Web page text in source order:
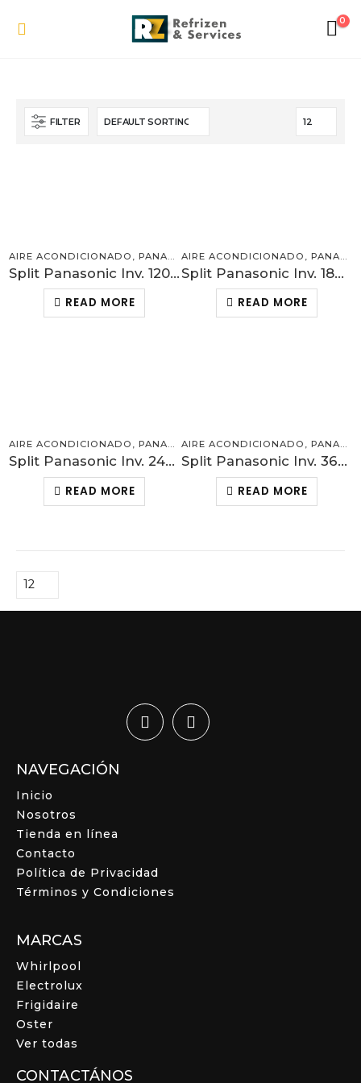
0
FILTER
AIRE ACONDICIONADO PANASONIC
Split Panasonic Inv. 12000BTU R410 SEER21.3
READ MORE
AIRE ACONDICIONADO PANASONIC
Split Panasonic Inv. 18000BTU R410 SEER20
READ MORE
AIRE ACONDICIONADO , PANASONIC
Split Panasonic Inv. 24000BTU R410 SEER19.8
READ MORE
AIRE ACONDICIONADO , PANASONIC
Split Panasonic Inv. 36000BTU R410
READ MORE
NAVEGACIÓN
Inicio
Nosotros
Tienda en línea
Contacto
Política de Privacidad
Términos y Condiciones
MARCAS
Whirlpool
Electrolux
Frigidaire
Oster
Ver todas
CONTACTÁNOS